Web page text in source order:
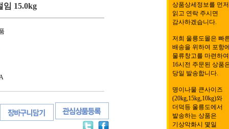
임 15.0kg
상품상세정보를 먼저
읽고 연락 주시면
감사하겠습니다.
저희 울릉도몰은 빠
배송을 위하여 포항
물류창고를 마련하여
16시전 주문된 상품
당일 발송합니다.
명이나물 큰사이즈
(20kg,15kg,10kg)와
더덕등 울릉도에서
발송하는 상품은
기상악화시 몇일